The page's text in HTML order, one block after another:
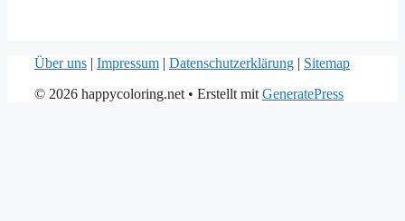
Über uns | Impressum | Datenschutzerklärung | Sitemap
© 2026 happycoloring.net • Erstellt mit GeneratePress